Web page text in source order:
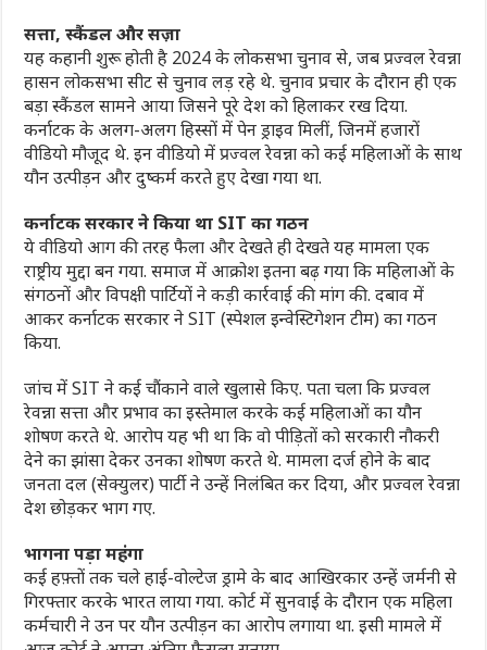
सत्ता, स्कैंडल और सज़ा
यह कहानी शुरू होती है 2024 के लोकसभा चुनाव से, जब प्रज्वल रेवन्ना
हासन लोकसभा सीट से चुनाव लड़ रहे थे. चुनाव प्रचार के दौरान ही एक
बड़ा स्कैंडल सामने आया जिसने पूरे देश को हिलाकर रख दिया.
कर्नाटक के अलग-अलग हिस्सों में पेन ड्राइव मिलीं, जिनमें हजारों
वीडियो मौजूद थे. इन वीडियो में प्रज्वल रेवन्ना को कई महिलाओं के साथ
यौन उत्पीड़न और दुष्कर्म करते हुए देखा गया था.
कर्नाटक सरकार ने किया था SIT का गठन
ये वीडियो आग की तरह फैला और देखते ही देखते यह मामला एक
राष्ट्रीय मुद्दा बन गया. समाज में आक्रोश इतना बढ़ गया कि महिलाओं के
संगठनों और विपक्षी पार्टियों ने कड़ी कार्रवाई की मांग की. दबाव में
आकर कर्नाटक सरकार ने SIT (स्पेशल इन्वेस्टिगेशन टीम) का गठन
किया.
जांच में SIT ने कई चौंकाने वाले खुलासे किए. पता चला कि प्रज्वल
रेवन्ना सत्ता और प्रभाव का इस्तेमाल करके कई महिलाओं का यौन
शोषण करते थे. आरोप यह भी था कि वो पीड़ितों को सरकारी नौकरी
देने का झांसा देकर उनका शोषण करते थे. मामला दर्ज होने के बाद
जनता दल (सेक्युलर) पार्टी ने उन्हें निलंबित कर दिया, और प्रज्वल रेवन्ना
देश छोड़कर भाग गए.
भागना पड़ा महंगा
कई हफ़्तों तक चले हाई-वोल्टेज ड्रामे के बाद आखिरकार उन्हें जर्मनी से
गिरफ्तार करके भारत लाया गया. कोर्ट में सुनवाई के दौरान एक महिला
कर्मचारी ने उन पर यौन उत्पीड़न का आरोप लगाया था. इसी मामले में